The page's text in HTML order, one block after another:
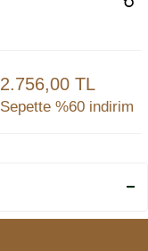
2.756,00 TL
Sepette %60 indirim